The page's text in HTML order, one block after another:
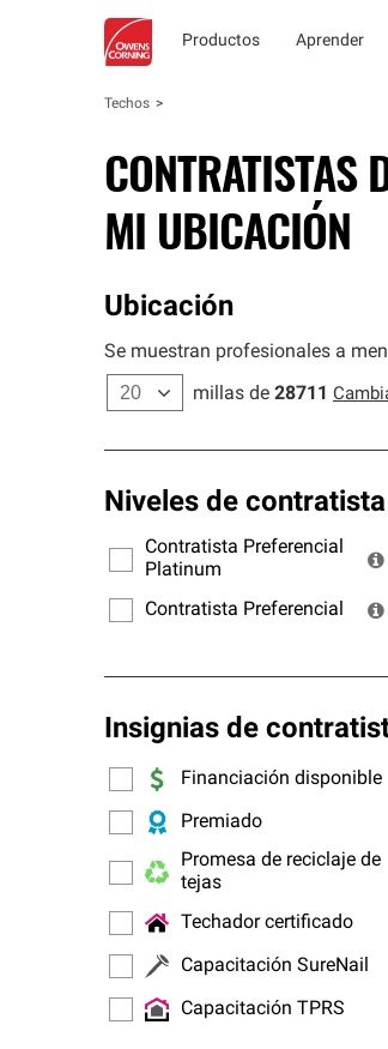
Productos Aprender
Techos
CONTRATISTAS
MI UBICACIÓN
Ubicación
Se muestran profesionales a
millas de 28711
Niveles de contratista
Contratista Preferencial
Platinum
Contratista Preferencial
Insignias de
Financiación disponible
Premiado
Promesa de reciclaje de
tejas
Techador certificado
Capacitación SureNail
Capacitación TPRS